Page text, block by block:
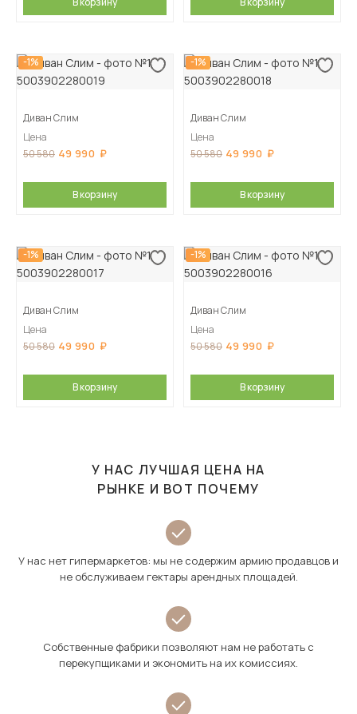
-1%
Диван Слим
Цена
50 580 49 990
В корзину
-1%
Диван Слим
Цена
50 580 49 990
В корзину
-1%
Диван Слим
Цена
50 580 49 990
В корзину
-1%
Диван Слим
Цена
50 580 49 990
В корзину
У НАС ЛУЧШАЯ ЦЕНА НА
РЫНКЕ И ВОТ ПОЧЕМУ
У нас нет гипермаркетов: мы не содержим армию продавцов и
не обслуживаем гектары арендных площадей.
Собственные фабрики позволяют нам не работать с
перекупщиками и экономить на их комиссиях.